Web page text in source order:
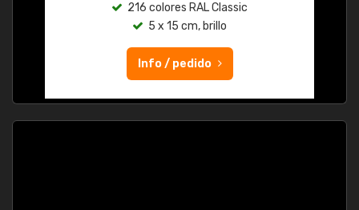
216 colores RAL Classic
5 x 15 cm, brillo
Info / pedido